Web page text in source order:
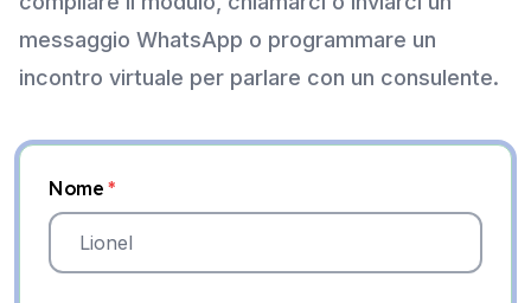
messaggio WhatsApp o programmare un
incontro virtuale per parlare con un consulente.
Nome *